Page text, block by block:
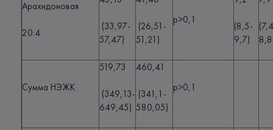
Арахидоновая
20:4
(33,97-
57,47)
(26,51-
51,21)
p>0,1
(8,5-
9,7)
Сумма НЭЖК
519,73
(349,13-
649,45)
460,41
(341,1-
580,05)
p>0,1